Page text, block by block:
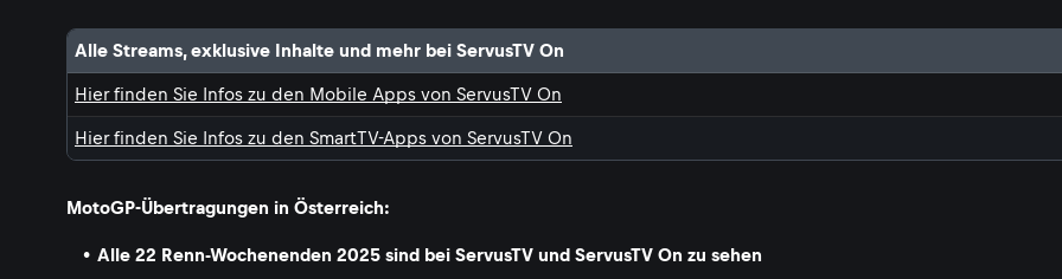
Alle Streams, exklusive Inhalte und mehr bei ServusTV On
Hier finden Sie Infos zu den Mobile Apps von ServusTV On
Hier finden Sie Infos zu den SmartTV-Apps von ServusTV On
MotoGP-Übertragungen in Österreich:
Alle 22 Renn-Wochenenden 2025 sind bei ServusTV und ServusTV On zu sehen